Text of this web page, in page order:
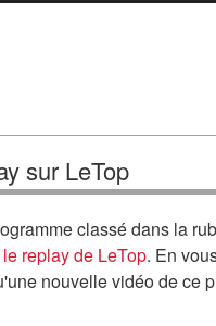
sur LeTop
classé dans la
le replay de LeTop. En
nouvelle vidéo de ce